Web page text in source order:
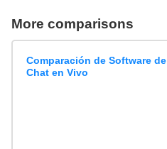
More comparisons
Comparación de Software de
Chat en Vivo